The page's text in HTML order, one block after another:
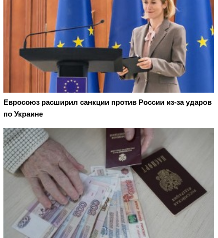
Евросоюз расширил санкции против России из-за ударов
по Украине